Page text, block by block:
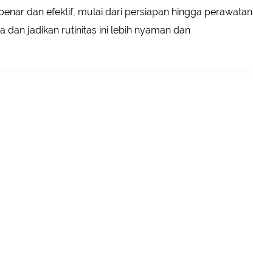
dan efektif, mulai dari persiapan hingga perawatan
dan jadikan rutinitas ini lebih nyaman dan